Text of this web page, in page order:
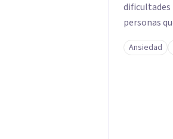
dificultades
personas
propias
No busco
Ansiedad